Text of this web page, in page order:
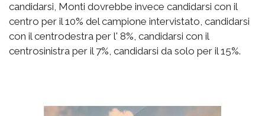
candidarsi, Monti dovrebbe invece candidarsi con il
centro per il 10% del campione intervistato, candidarsi
con il centrodestra per l' 8%, candidarsi con il
centrosinistra per il 7%, candidarsi da solo per il 15%.